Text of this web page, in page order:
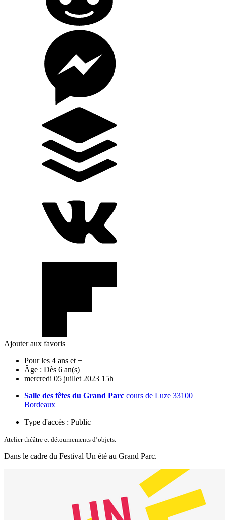
Ajouter aux favoris
Pour les 4 ans et +
Âge : Dès 6 an(s)
mercredi 05 juillet 2023 15h
Salle des fêtes du Grand Parc cours de Luze 33100
Bordeaux
Type d'accès : Public
Atelier théâtre et détournements d’objets.
Dans le cadre du Festival Un été au Grand Parc.